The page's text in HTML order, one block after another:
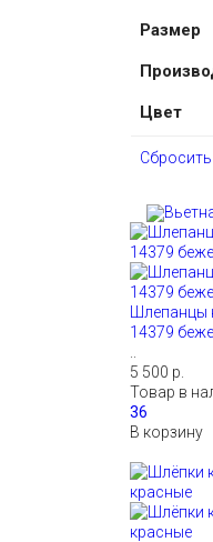
Размер
Цвет
Сбросить
Шлепанцы
14379
..
5 500 р.
Товар в
В корзину